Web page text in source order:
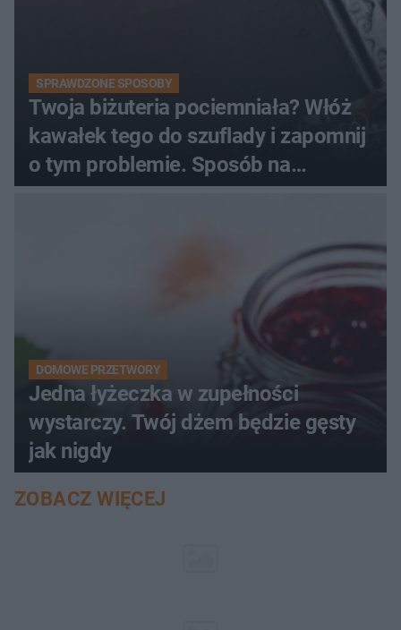
SPRAWDZONE SPOSOBY
Twoja biżuteria pociemniała? Włóż
kawałek tego do szuflady i zapomnij
o tym problemie. Sposób na
pociemniałą biżuterię
DOMOWE PRZETWORY
Jedna łyżeczka w zupełności
wystarczy. Twój dżem będzie gęsty
jak nigdy
ZOBACZ WIĘCEJ